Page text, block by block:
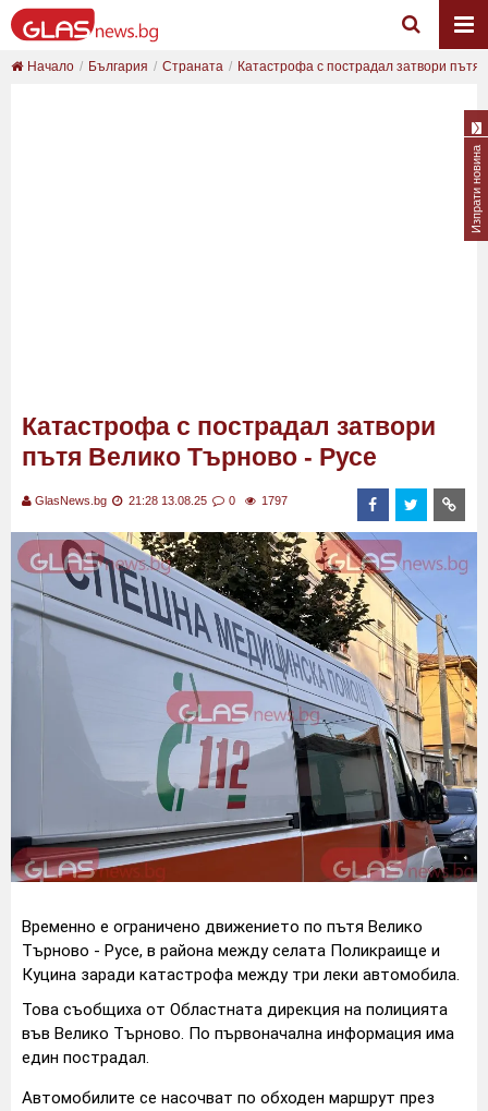
Начало България Страната Катастрофа с пострадал затвори пътя
Катастрофа с пострадал затвори
пътя Велико Търново - Русе
GlasNews.bg 21:28 13.08.25 0 1797
Временно е ограничено движението по пътя Вeлико
Търново - Русе, в района между селата Поликраище и
Куцина заради катастрофа между три леки автомобила.
Това съобщиха от Областната дирекция на полицията
във Велико Търново. По първоначална информация има
един пострадал.
Автомобилите се насочват по обходен маршрут през
Изпрати новина